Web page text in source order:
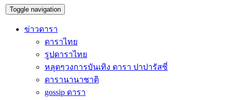
Toggle navigation
ข่าวดารา
ดาราไทย
รูปดาราไทย
หลุดๆวงการบันเทิง ดารา ปาปารัสซี่
ดารานานาชาติ
gossip ดารา